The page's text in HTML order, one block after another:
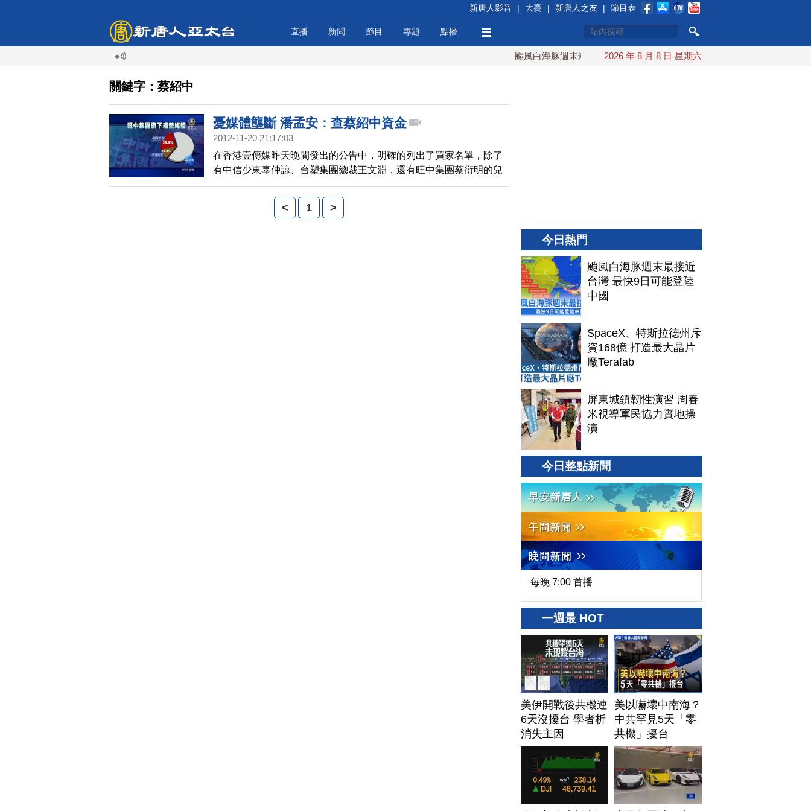
新唐人影音 | 大賽 | 新唐人之友 | 節目表
直播 新聞 節目 專題 點播
颱風白海豚週末最接近台灣 最快9日可能登陸中國
2026 年 8 月 8 日 星期六
關鍵字：蔡紹中
憂媒體壟斷 潘孟安：查蔡紹中資金
2012-11-20 21:17:03
在香港壹傳媒昨天晚間發出的公告中，明確的列出了買家名單，除了
有中信少東辜仲諒、台塑集團總裁王文淵，還有旺中集團蔡衍明的兒
子，蔡紹中。民進黨立委潘孟安表示，政府部門應介入，調查蔡紹中
的資金來源，因為旺中集團旗下擁有的報業媒體 ，如果再加上台灣蘋
果日報，總市占率已經高達46% 。台灣蘋果日報工會，已經發函公平
< 1 >
今日熱門
颱風白海豚週末最接近
台灣 最快9日可能登陸
中國
SpaceX、特斯拉德州斥
資168億 打造最大晶片
廠Terafab
屏東城鎮韌性演習 周春
米視導軍民協力實地操
演
今日整點新聞
每晚 7:00 首播
一週最 HOT
美伊開戰後共機連
6天沒擾台 學者析
消失主因
美以嚇壞中南海？
中共罕見5天「零
共機」擾台